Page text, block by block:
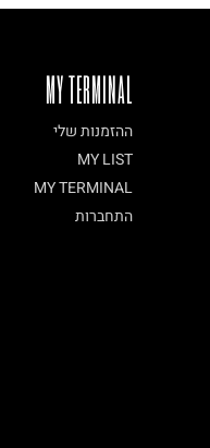
MY TERMINAL
ההזמנות שלי
MY LIST
MY TERMINAL
התחברות